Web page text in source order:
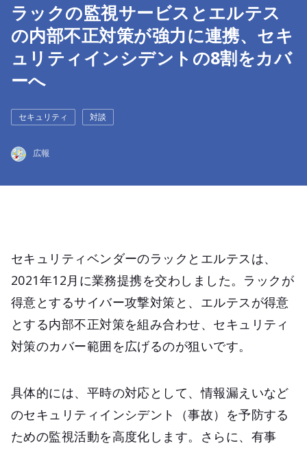
ラックの監視サービスとエルテス
の内部不正対策が強力に連携、セキ
ュリティインシデントの8割をカバ
ーへ
セキュリティ 対談
広報
セキュリティベンダーのラックとエルテスは、
2021年12月に業務提携を交わしました。ラックが
得意とするサイバー攻撃対策と、エルテスが得意
とする内部不正対策を組み合わせ、セキュリティ
対策のカバー範囲を広げるのが狙いです。
具体的には、平時の対応として、情報漏えいなど
のセキュリティインシデント（事故）を予防する
ための監視活動を高度化します。さらに、有事